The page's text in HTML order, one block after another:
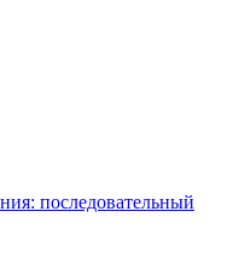
последовательный